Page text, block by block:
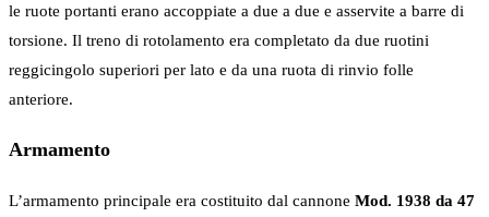
le ruote portanti erano accoppiate a due a due e asservite a barre di
torsione. Il treno di rotolamento era completato da due ruotini
reggicingolo superiori per lato e da una ruota di rinvio folle
anteriore.
Armamento
L’armamento principale era costituito dal cannone Mod. 1938 da 47